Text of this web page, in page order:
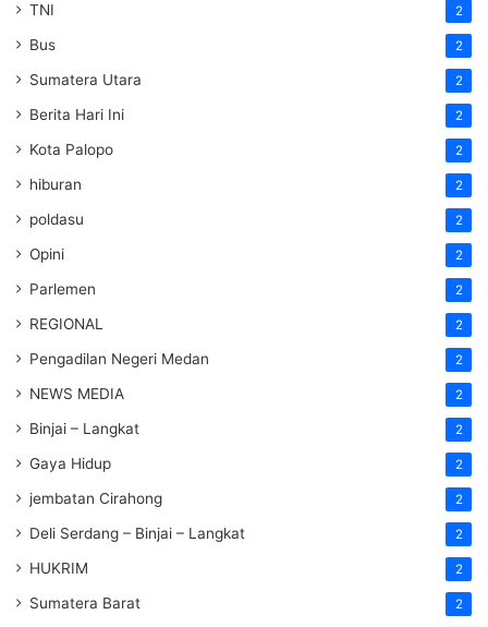
TNI 2
Bus 2
Sumatera Utara 2
Berita Hari Ini 2
Kota Palopo 2
hiburan 2
poldasu 2
Opini 2
Parlemen 2
REGIONAL 2
Pengadilan Negeri Medan 2
NEWS MEDIA 2
Binjai – Langkat 2
Gaya Hidup 2
jembatan Cirahong 2
Deli Serdang – Binjai – Langkat 2
HUKRIM 2
Sumatera Barat 2